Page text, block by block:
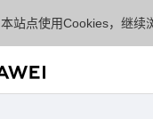
本站点使用Cookies，继续